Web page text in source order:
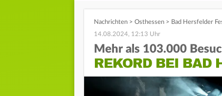
Nachrichten > Osthessen > Bad Hersfelder
14.08.2024, 12:13 Uhr
Mehr als 103.000
REKORD BEI BAD